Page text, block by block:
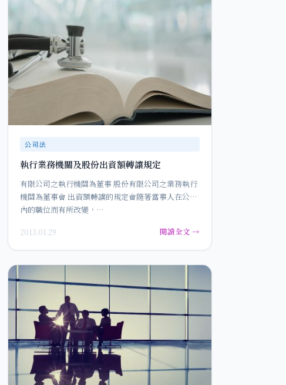
公司法
執行業務機關及股份出資額轉讓規定
有限公司之執行機關為董事 股份有限公司之業務執行
機關為董事會 出資額轉讓的規定會隨著當事人在公司
內的職位而有所改變，…
2013.01.29 閱讀全文 →